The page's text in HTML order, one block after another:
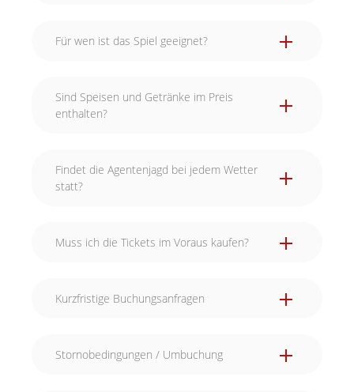
Für wen ist das Spiel geeignet?
Sind Speisen und Getränke im Preis
enthalten?
Findet die Agentenjagd bei jedem Wetter
statt?
Muss ich die Tickets im Voraus kaufen?
Kurzfristige Buchungsanfragen
Stornobedingungen / Umbuchung